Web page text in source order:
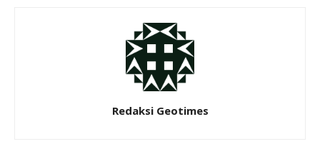
Redaksi Geotimes